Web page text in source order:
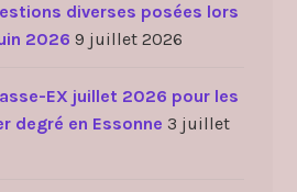
diverses posées lors
2026 9 juillet 2026
EX juillet 2026 pour les
degré en Essonne 3 juillet